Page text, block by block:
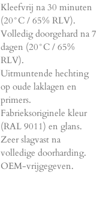
Kleefvrij na 30 minuten
(20°C / 65% RLV).
Volledig doorgehard na 7
dagen (20°C / 65%
RLV).
Uitmuntende hechting
op oude laklagen en
primers.
Fabrieksoriginele kleur
(RAL 9011) en glans.
Zeer slagvast na
volledige doorharding.
OEM-vrijgegeven.